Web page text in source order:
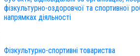
фізкультурно-оздоровчої та спортивної
напрямках діяльності
Фізкультурно-спортивні товариства